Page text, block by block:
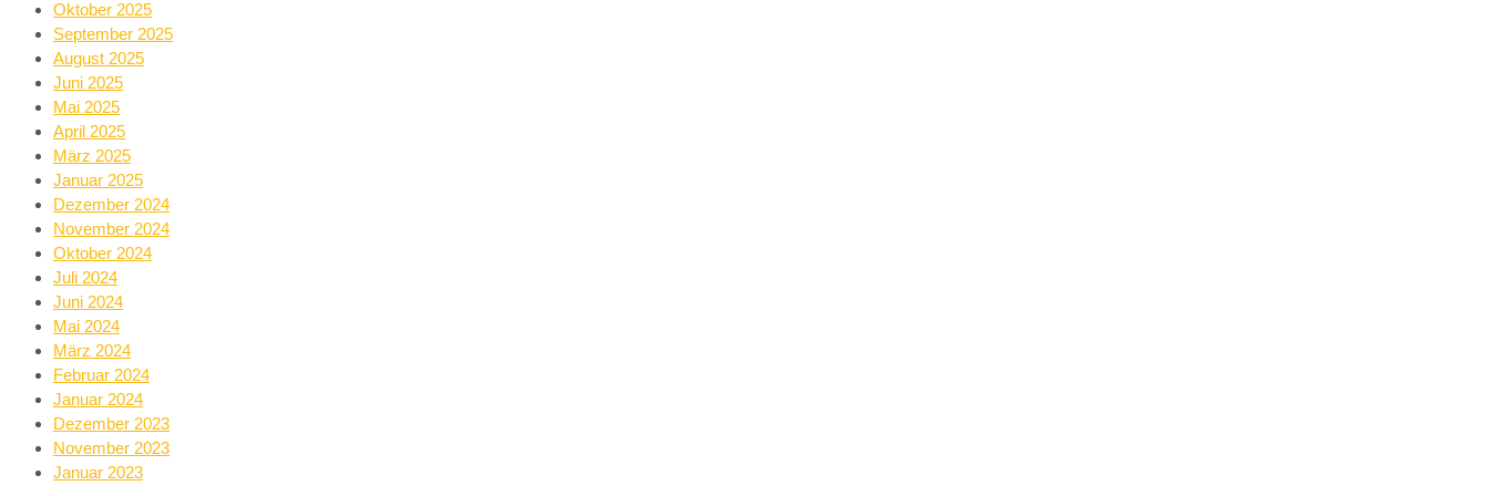
Oktober 2025
September 2025
August 2025
Juni 2025
Mai 2025
April 2025
März 2025
Januar 2025
Dezember 2024
November 2024
Oktober 2024
Juli 2024
Juni 2024
Mai 2024
März 2024
Februar 2024
Januar 2024
Dezember 2023
November 2023
Januar 2023